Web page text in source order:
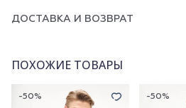
ДОСТАВКА И ВОЗВРАТ
ПОХОЖИЕ ТОВАРЫ
-50% -50%